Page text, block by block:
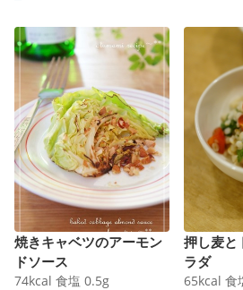
焼きキャベツのアーモン
ドソース
74kcal 食塩 0.5g
押し麦と
ラダ
65kcal 食